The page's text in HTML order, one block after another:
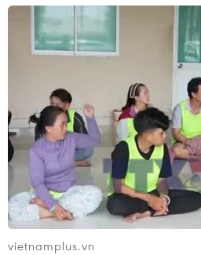
Malaysia: Thêm một
nCoV hồi phục nhờ
10/02/2020 08:39
Bệnh nhân thứ tư mắc viêm
chủng mới của virus corona
đã bình phục sau khi được
loại thuốc điều trị HIV/AIDS.
vietnamplus.vn